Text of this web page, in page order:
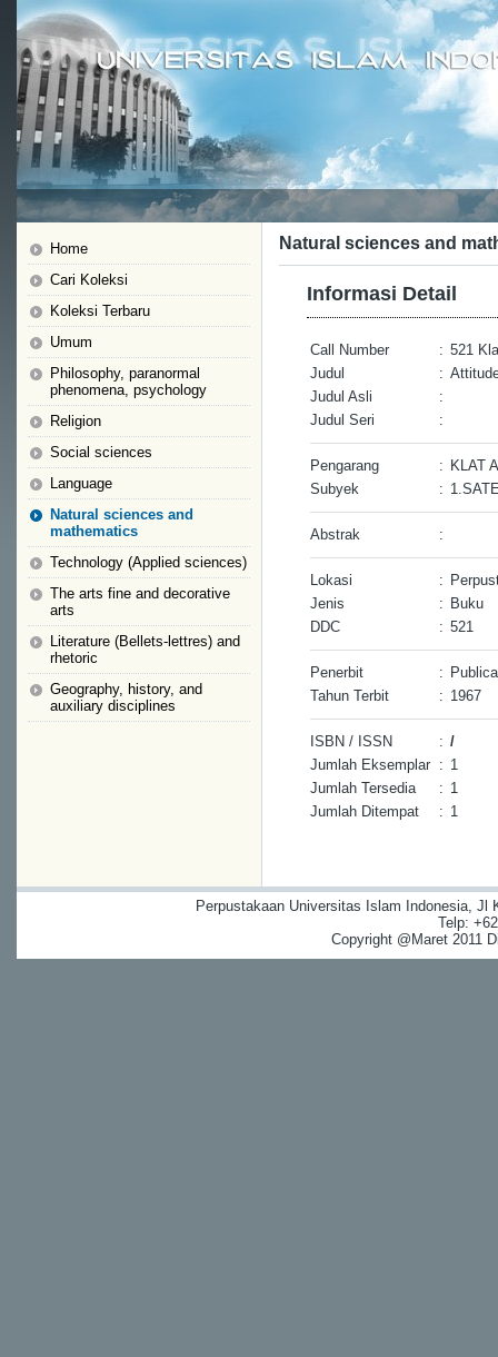
Home
Cari Koleksi
Koleksi Terbaru
Umum
Philosophy, paranormal
phenomena, psychology
Religion
Social sciences
Language
Natural sciences and
mathematics
Technology (Applied sciences)
The arts fine and decorative
arts
Literature (Bellets-lettres) and
rhetoric
Geography, history, and
auxiliary disciplines
Natural sciences and
Informasi Detail
Call Number : 521
Judul
:
Judul Asli
:
Judul Seri
:
Pengarang : KLAT
Subyek
:
Abstrak :
Lokasi :
Jenis
: Buku
DDC
: 521
Penerbit :
Tahun Terbit
: 1967
ISBN / ISSN : /
Jumlah Eksemplar : 1
Jumlah Tersedia
: 1
Jumlah Ditempat
: 1
Perpustakaan Universitas Islam Indonesia, Jl
Telp:
Copyright @Maret 2011